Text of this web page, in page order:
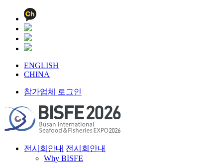
ENGLISH
CHINA
참가업체 로그인
전시회안내 전시회안내
Why BISFE